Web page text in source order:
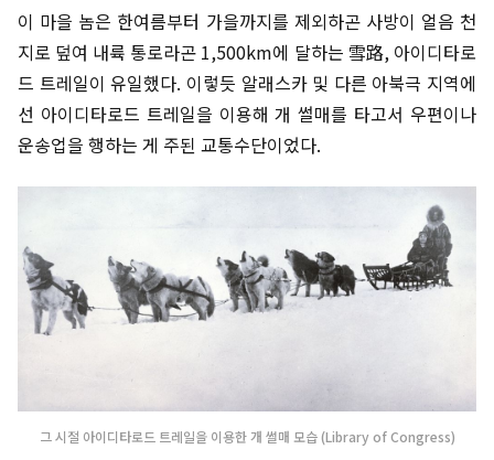
이 마을 놈은 한여름부터 가을까지를 제외하곤 사방이 얼음 천
지로 덮여 내륙 통로라곤 1,500km에 달하는 雪路, 아이디타로
드 트레일이 유일했다. 이렇듯 알래스카 및 다른 아북극 지역에
선 아이디타로드 트레일을 이용해 개 썰매를 타고서 우편이나
운송업을 행하는 게 주된 교통수단이었다.
그 시절 아이디타로드 트레일을 이용한 개 썰매 모습 (Library of Congress)